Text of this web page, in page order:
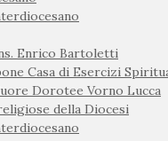
Enrico Bartoletti
Casa di Esercizi
Dorotee Vorno Lucca
della Diocesi